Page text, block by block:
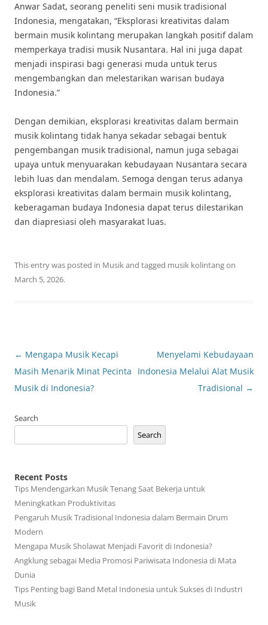
Anwar Sadat, seorang peneliti seni musik tradisional
Indonesia, mengatakan, “Eksplorasi kreativitas dalam
bermain musik kolintang merupakan langkah positif dalam
memperkaya tradisi musik Nusantara. Hal ini juga dapat
menjadi inspirasi bagi generasi muda untuk terus
mengembangkan dan melestarikan warisan budaya
Indonesia.”
Dengan demikian, eksplorasi kreativitas dalam bermain
musik kolintang tidak hanya sekadar sebagai bentuk
pengembangan musik tradisional, namun juga sebagai
upaya untuk menyuarakan kebudayaan Nusantara secara
lebih luas dan mendalam. Semoga dengan terus adanya
eksplorasi kreativitas dalam bermain musik kolintang,
keberagaman budaya Indonesia dapat terus dilestarikan
dan diapresiasi oleh masyarakat luas.
This entry was posted in Musikand tagged musik kolintangon
March 5, 2026.
Post
navigation
← Mengapa Musik Kecapi
Masih Menarik Minat Pecinta
Musik di Indonesia?
Menyelami Kebudayaan
Indonesia Melalui Alat Musik
Tradisional →
Search
Search
Recent Posts
Tips Mendengarkan Musik Tenang Saat Bekerja untuk
Meningkatkan Produktivitas
Pengaruh Musik Tradisional Indonesia dalam Bermain Drum
Modern
Mengapa Musik Sholawat Menjadi Favorit di Indonesia?
Angklung sebagai Media Promosi Pariwisata Indonesia di Mata
Dunia
Tips Penting bagi Band Metal Indonesia untuk Sukses di Industri
Musik